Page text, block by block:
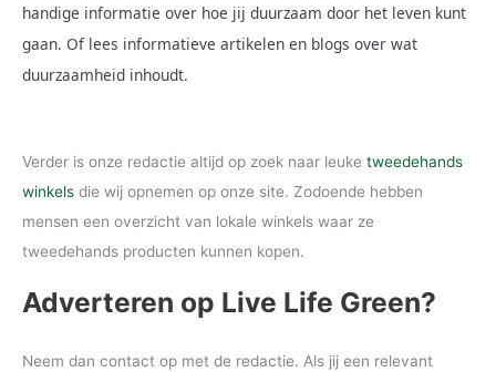
handige informatie over hoe jij duurzaam door het leven kunt
gaan. Of lees informatieve artikelen en blogs over wat
duurzaamheid inhoudt.
Verder is onze redactie altijd op zoek naar leuke tweedehands
winkels die wij opnemen op onze site. Zodoende hebben
mensen een overzicht van lokale winkels waar ze
tweedehands producten kunnen kopen.
Adverteren op Live Life Green?
Neem dan contact op met de redactie. Als jij een relevant